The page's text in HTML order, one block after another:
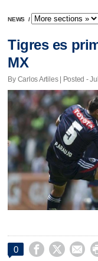
NEWS /
Tigres es
MX
By Carlos Artiles | Posted -
0   